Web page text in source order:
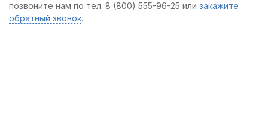
позвоните нам по тел. 8 (800) 555-96-25 или закажите
обратный звонок.